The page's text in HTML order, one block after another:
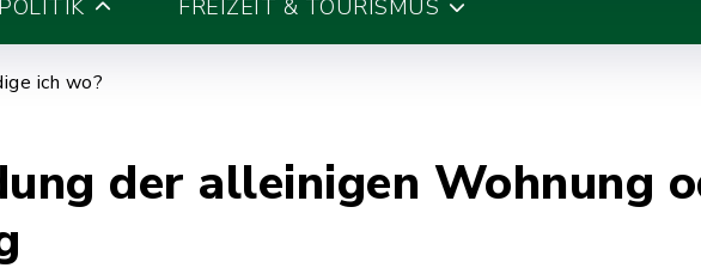
FREIZEIT & TOURISMUS
ich wo?
der alleinigen Wohnung